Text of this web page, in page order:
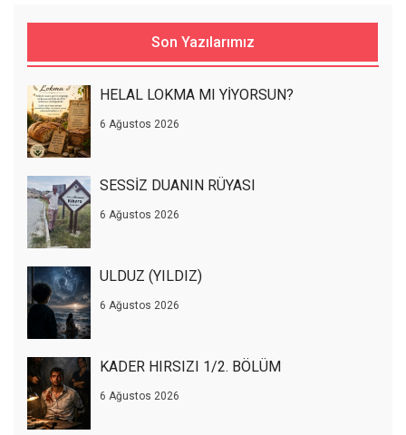
Son Yazılarımız
HELAL LOKMA MI YİYORSUN?
6 Ağustos 2026
SESSİZ DUANIN RÜYASI
6 Ağustos 2026
ULDUZ (YILDIZ)
6 Ağustos 2026
KADER HIRSIZI 1/2. BÖLÜM
6 Ağustos 2026